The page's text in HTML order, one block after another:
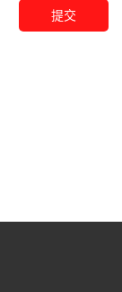
提交